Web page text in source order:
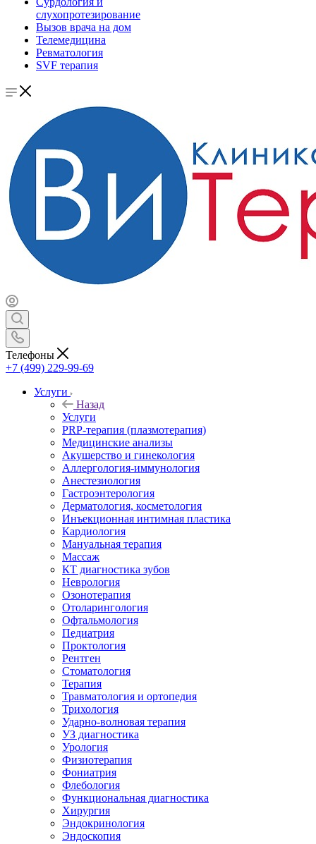
слухопротезирование
Вызов врача на дом
Телемедицина
Ревматология
SVF терапия
Телефоны
+7 (499) 229-99-69
Услуги
Назад
Услуги
PRP-терапия (плазмотерапия)
Медицинские анализы
Акушерство и гинекология
Аллергология-иммунология
Анестезиология
Гастроэнтерология
Дерматология, косметология
Инъекционная интимная пластика
Кардиология
Мануальная терапия
Массаж
КТ диагностика зубов
Неврология
Озонотерапия
Отоларингология
Офтальмология
Педиатрия
Проктология
Рентген
Стоматология
Терапия
Травматология и ортопедия
Трихология
Ударно-волновая терапия
УЗ диагностика
Урология
Физиотерапия
Фониатрия
Флебология
Функциональная диагностика
Хирургия
Эндокринология
Эндоскопия